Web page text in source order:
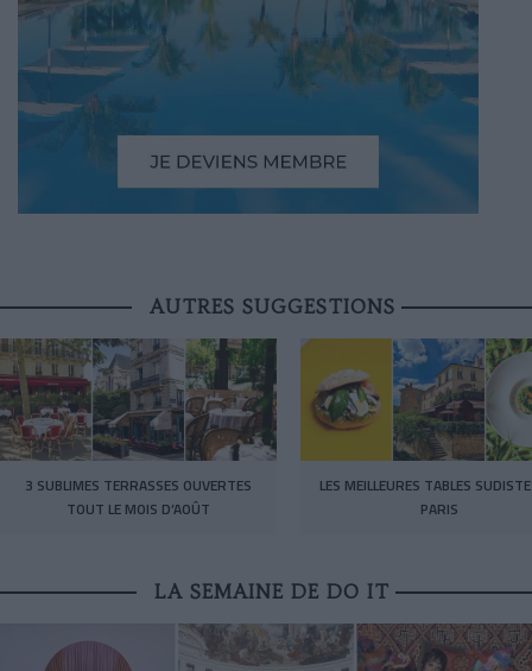
AUTRES SUGGESTIONS
3 SUBLIMES TERRASSES OUVERTES
TOUT LE MOIS D’AOÛT
LES MEILLEURES TABLES
PARIS
LA SEMAINE DE DO IT